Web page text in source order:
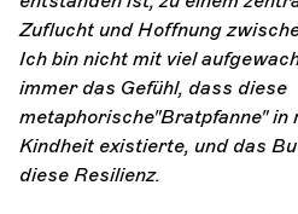
Zuflucht und Hoffnung
Ich bin nicht mit viel
immer das Gefühl, dass diese
metaphorische"Bratpfanne"in
Kindheit existierte, und das
diese Resilienz.